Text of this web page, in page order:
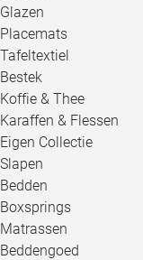
Glazen
Placemats
Tafeltextiel
Bestek
Koffie & Thee
Karaffen & Flessen
Eigen Collectie
Slapen
Bedden
Boxsprings
Matrassen
Beddengoed